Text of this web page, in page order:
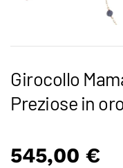
Girocollo
Preziose in
545,00 €